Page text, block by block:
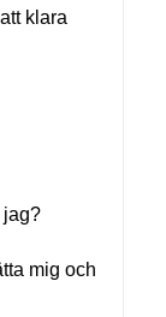
klara
jag?
mig och